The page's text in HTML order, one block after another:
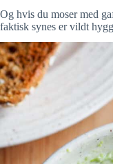
Og hvis du moser med
faktisk synes er vildt